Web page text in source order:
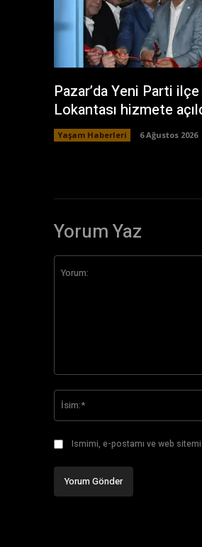
Pazar’da Yeni Parti
Lokantası hizmete
Yaşam Haberleri 6 Ağustos 2026
Yorum Yaz
Ismimi, e-postamı ve web